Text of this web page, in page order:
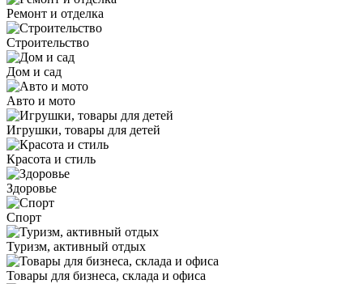
Ремонт и отделка
Строительство
Дом и сад
Авто и мото
Игрушки, товары для детей
Красота и стиль
Здоровье
Спорт
Туризм, активный отдых
Товары для бизнеса, склада и офиса